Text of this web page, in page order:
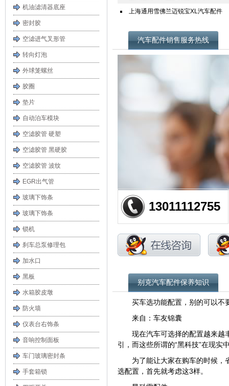
机油滤清器底座
密封胶
空滤进气叉形管
转向灯泡
外球笼螺丝
胶圈
垫片
自动泊车模块
空滤胶管 硬塑
空滤胶管 黑硬胶
空滤胶管 波纹
EGR出气管
玻璃下饰条
玻璃下饰条
锁机
刹车总泵修理包
加水口
黑板
水箱胶皮墩
防火墙
仪表台右饰条
音响控制面板
车门玻璃密封条
手套箱锁
上海通用雪佛兰迈锐宝XL汽车配件
汽车配件销售服务热线
13011112755
别克汽车配件保养知识
买车选功能配置，别的可以不
来自：车友锦囊
现在汽车可选择的配置越来越
引，而这些所谓的“黑科技”在现实
为了能让大家在购车的时候，
选配置，首先就考虑这3样。